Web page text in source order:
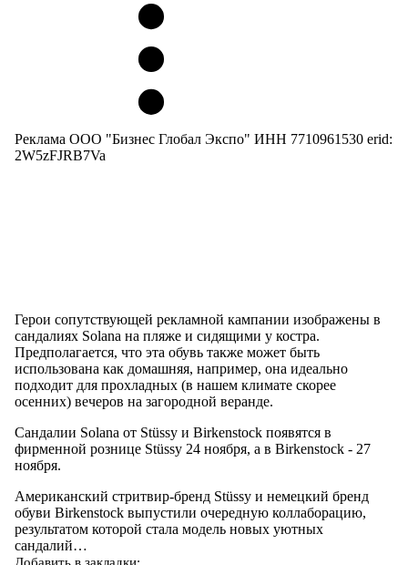
Реклама ООО "Бизнес Глобал Экспо" ИНН 7710961530 erid:
2W5zFJRB7Va
Герои сопутствующей рекламной кампании изображены в
сандалиях Solana на пляже и сидящими у костра.
Предполагается, что эта обувь также может быть
использована как домашняя, например, она идеально
подходит для прохладных (в нашем климате скорее
осенних) вечеров на загородной веранде.
Сандалии Solana от Stüssy и Birkenstock появятся в
фирменной рознице Stüssy 24 ноября, а в Birkenstock - 27
ноября.
Американский стритвир-бренд Stüssy и немецкий бренд
обуви Birkenstock выпустили очередную коллаборацию,
результатом которой стала модель новых уютных
сандалий…